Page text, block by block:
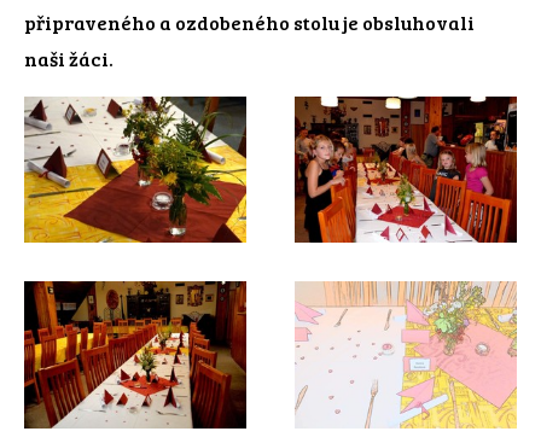
připraveného a ozdobeného stolu je obsluhovali
naši žáci.